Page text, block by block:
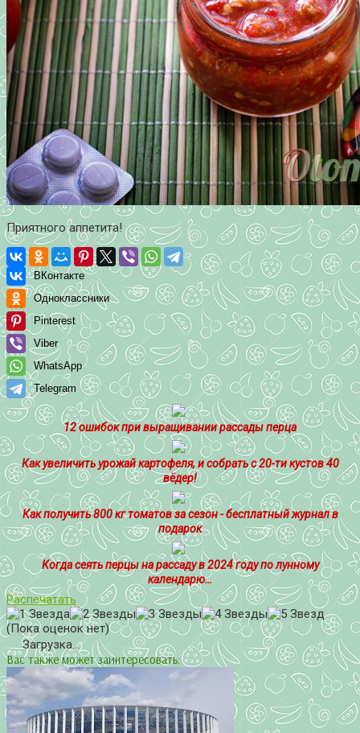
Приятного аппетита!
ВКонтакте
Одноклассники
Pinterest
Viber
WhatsApp
Telegram
12 ошибок при выращивании рассады перца
Как увеличить урожай картофеля, и собрать с 20-ти кустов 40
вёдер!
Как получить 800 кг томатов за сезон - бесплатный журнал в
подарок
Когда сеять перцы на рассаду в 2024 году по лунному
календарю…
Распечатать
(Пока оценок нет)
Загрузка...
Вас также может заинтересовать: